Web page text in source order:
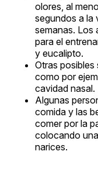
olores, al
segundos a la
semanas. Los
para el
y eucalipto.
Otras posibles
como por
cavidad nasal.
Algunas
comida y las
comer por la
colocando
narices.